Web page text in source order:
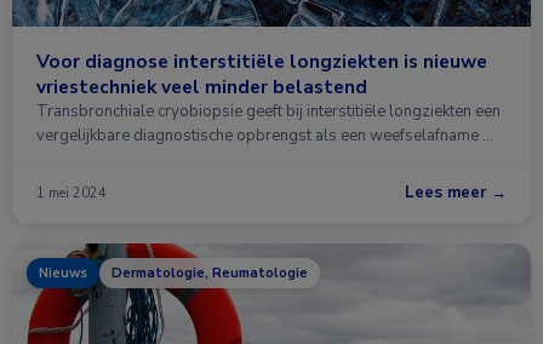
Voor diagnose interstitiële longziekten is nieuwe
vriestechniek veel minder belastend
Transbronchiale cryobiopsie geeft bij interstitiële longziekten een
vergelijkbare diagnostische opbrengst als een weefselafname …
1 mei 2024 Lees meer →
Nieuws Dermatologie, Reumatologie